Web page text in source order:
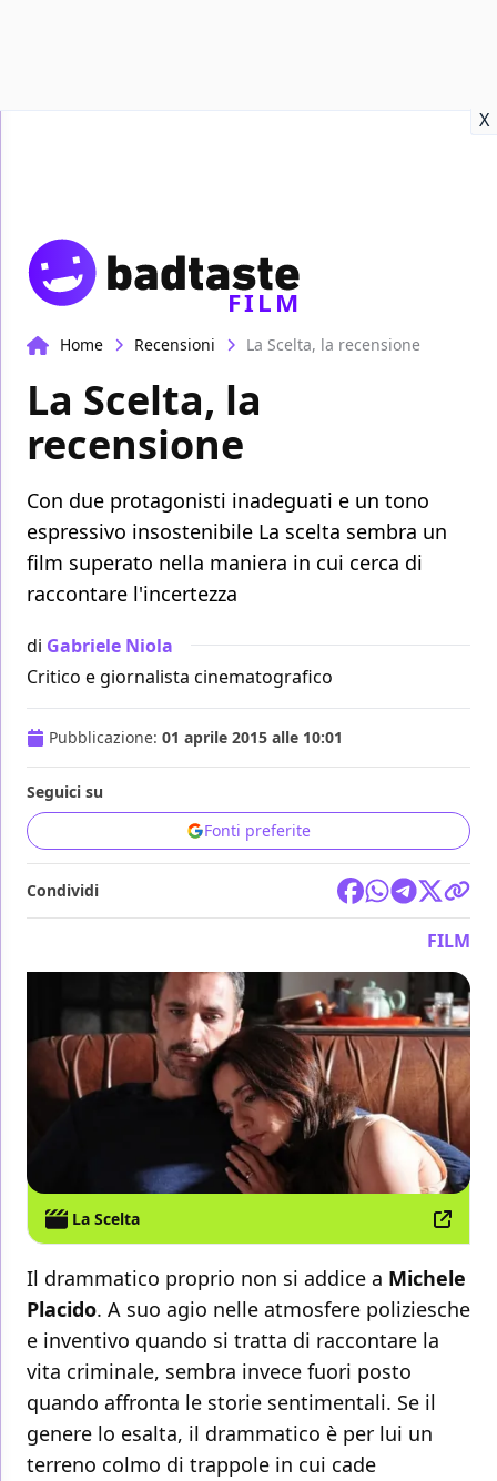
X
FILM
Home Recensioni La Scelta, la recensione
La Scelta, la
recensione
Con due protagonisti inadeguati e un tono
espressivo insostenibile La scelta sembra un
film superato nella maniera in cui cerca di
raccontare l'incertezza
di Gabriele Niola
Critico e giornalista cinematografico
Pubblicazione: 01 aprile 2015 alle 10:01
Seguici su
Fonti preferite
Condividi
FILM
La Scelta
Il drammatico proprio non si addice a Michele
Placido. A suo agio nelle atmosfere poliziesche
e inventivo quando si tratta di raccontare la
vita criminale, sembra invece fuori posto
quando affronta le storie sentimentali. Se il
genere lo esalta, il drammatico è per lui un
terreno colmo di trappole in cui cade